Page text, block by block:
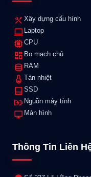
Xây dựng cấu hình
Laptop
CPU
Bo mạch chủ
RAM
Tản nhiệt
SSD
Nguồn máy tính
Màn hình
Thông Tin Liên